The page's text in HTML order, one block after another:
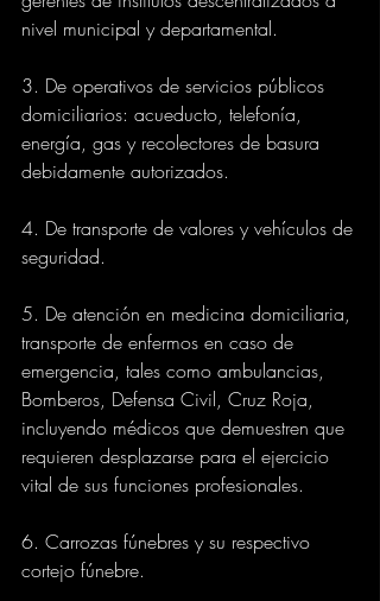
nivel municipal y departamental.
3. De operativos de servicios públicos
domiciliarios: acueducto, telefonía,
energía, gas y recolectores de basura
debidamente autorizados.
4. De transporte de valores y vehículos de
seguridad.
5. De atención en medicina domiciliaria,
transporte de enfermos en caso de
emergencia, tales como ambulancias,
Bomberos, Defensa Civil, Cruz Roja,
incluyendo médicos que demuestren que
requieren desplazarse para el ejercicio
vital de sus funciones profesionales.
6. Carrozas fúnebres y su respectivo
cortejo fúnebre.